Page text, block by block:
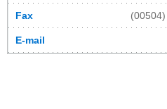
Fax
E-mail